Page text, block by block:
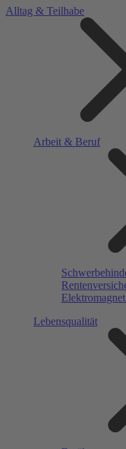
Alltag & Teilhabe
Arbeit & Beruf
Lebensqualität